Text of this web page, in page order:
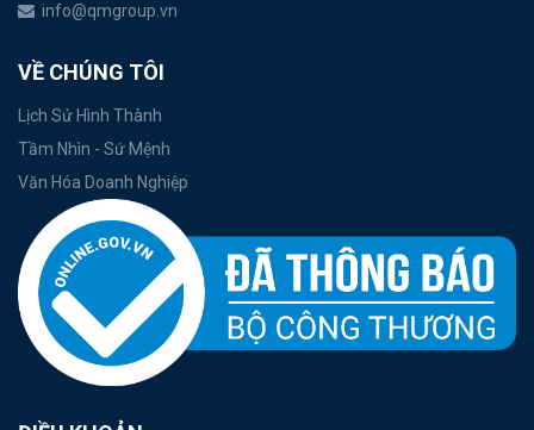
info@qmgroup.vn
VỀ CHÚNG TÔI
Lịch Sử Hình Thành
Tầm Nhìn - Sứ Mệnh
Văn Hóa Doanh Nghiệp